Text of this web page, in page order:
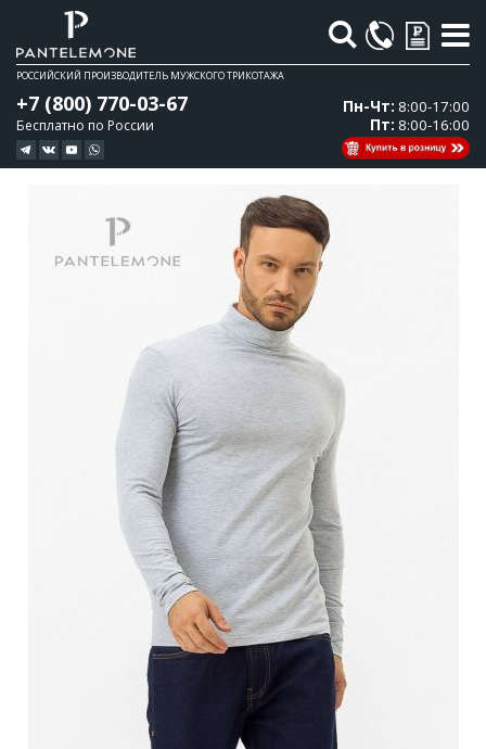
Поиск
РОССИЙСКИЙ ПРОИЗВОДИТЕЛЬ МУЖСКОГО ТРИКОТАЖА
+7 (800) 770-03-67
Бесплатно по России
Пн-Чт: 8:00-17:00
Пт: 8:00-16:00
галереи
изображений
галереи
изображений